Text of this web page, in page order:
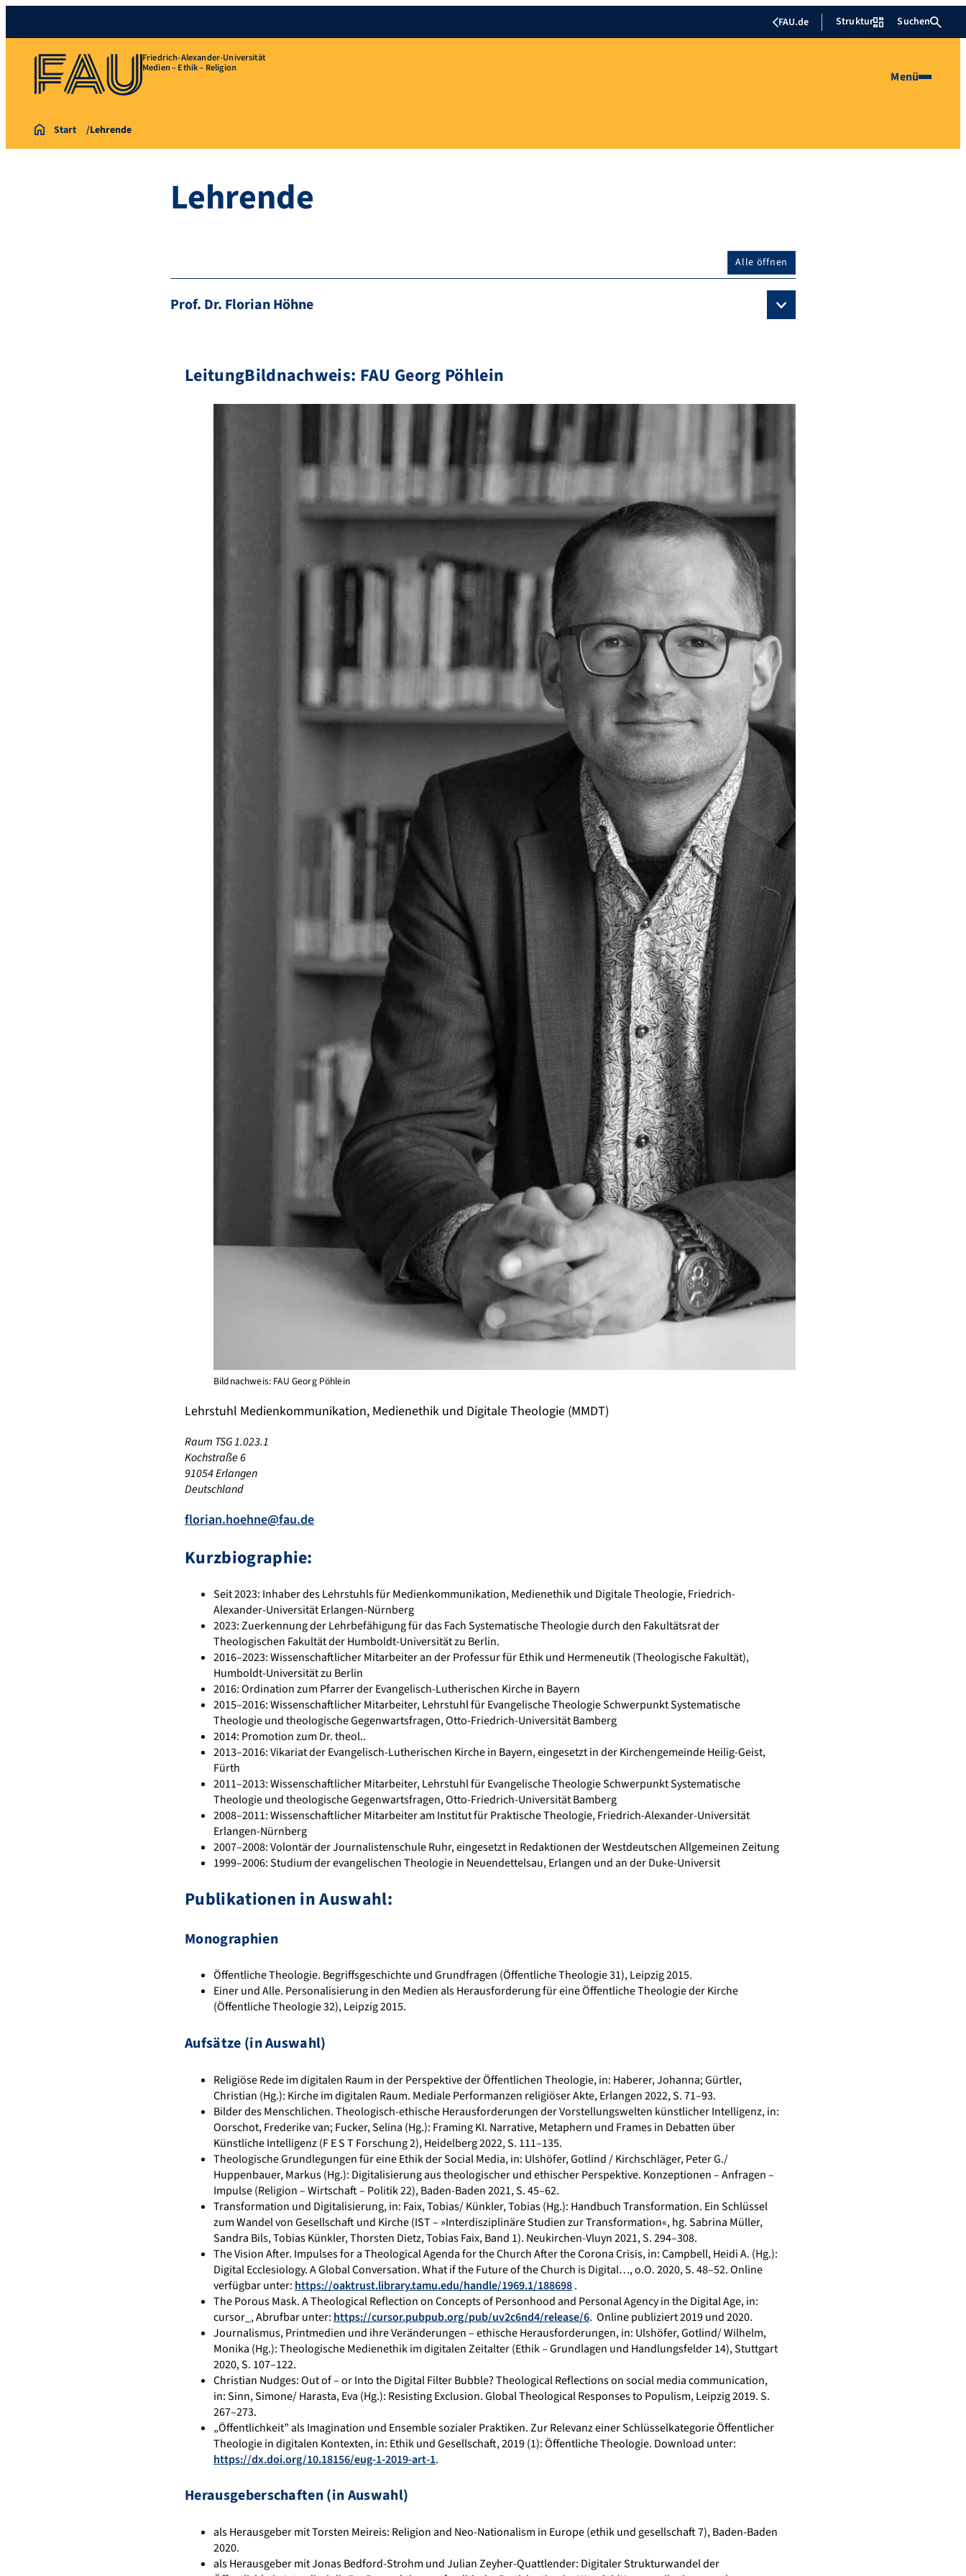
FAU.de Struktur Suchen
Friedrich-Alexander-Universität
Medien – Ethik – Religion
Menü
Start Lehrende
Lehrende
Alle öffnen
Prof. Dr. Florian Höhne
LeitungBildnachweis: FAU Georg Pöhlein
Bildnachweis: FAU Georg Pöhlein
Lehrstuhl Medienkommunikation, Medienethik und Digitale Theologie (MMDT)
Raum TSG 1.023.1
Kochstraße 6
91054 Erlangen
Deutschland
florian.hoehne@fau.de
Kurzbiographie:
Seit 2023: Inhaber des Lehrstuhls für Medienkommunikation, Medienethik und Digitale Theologie, Friedrich-
Alexander-Universität Erlangen-Nürnberg
2023: Zuerkennung der Lehrbefähigung für das Fach Systematische Theologie durch den Fakultätsrat der
Theologischen Fakultät der Humboldt-Universität zu Berlin.
2016–2023: Wissenschaftlicher Mitarbeiter an der Professur für Ethik und Hermeneutik (Theologische Fakultät),
Humboldt-Universität zu Berlin
2016: Ordination zum Pfarrer der Evangelisch-Lutherischen Kirche in Bayern
2015–2016: Wissenschaftlicher Mitarbeiter, Lehrstuhl für Evangelische Theologie Schwerpunkt Systematische
Theologie und theologische Gegenwartsfragen, Otto-Friedrich-Universität Bamberg
2014: Promotion zum Dr. theol..
2013–2016: Vikariat der Evangelisch-Lutherischen Kirche in Bayern, eingesetzt in der Kirchengemeinde Heilig-Geist,
Fürth
2011–2013: Wissenschaftlicher Mitarbeiter, Lehrstuhl für Evangelische Theologie Schwerpunkt Systematische
Theologie und theologische Gegenwartsfragen, Otto-Friedrich-Universität Bamberg
2008–2011: Wissenschaftlicher Mitarbeiter am Institut für Praktische Theologie, Friedrich-Alexander-Universität
Erlangen-Nürnberg
2007–2008: Volontär der Journalistenschule Ruhr, eingesetzt in Redaktionen der Westdeutschen Allgemeinen Zeitung
1999–2006: Studium der evangelischen Theologie in Neuendettelsau, Erlangen und an der Duke-Universit
Publikationen in Auswahl:
Monographien
Öffentliche Theologie. Begriffsgeschichte und Grundfragen (Öffentliche Theologie 31), Leipzig 2015.
Einer und Alle. Personalisierung in den Medien als Herausforderung für eine Öffentliche Theologie der Kirche
(Öffentliche Theologie 32), Leipzig 2015.
Aufsätze (in Auswahl)
Religiöse Rede im digitalen Raum in der Perspektive der Öffentlichen Theologie, in: Haberer, Johanna; Gürtler,
Christian (Hg.): Kirche im digitalen Raum. Mediale Performanzen religiöser Akte, Erlangen 2022, S. 71–93.
Bilder des Menschlichen. Theologisch-ethische Herausforderungen der Vorstellungswelten künstlicher Intelligenz, in:
Oorschot, Frederike van; Fucker, Selina (Hg.): Framing KI. Narrative, Metaphern und Frames in Debatten über
Künstliche Intelligenz (F E S T Forschung 2), Heidelberg 2022, S. 111–135.
Theologische Grundlegungen für eine Ethik der Social Media, in: Ulshöfer, Gotlind / Kirchschläger, Peter G./
Huppenbauer, Markus (Hg.): Digitalisierung aus theologischer und ethischer Perspektive. Konzeptionen – Anfragen –
Impulse (Religion – Wirtschaft – Politik 22), Baden-Baden 2021, S. 45–62.
Transformation und Digitalisierung, in: Faix, Tobias/ Künkler, Tobias (Hg.): Handbuch Transformation. Ein Schlüssel
zum Wandel von Gesellschaft und Kirche (IST – »Interdisziplinäre Studien zur Transformation«, hg. Sabrina Müller,
Sandra Bils, Tobias Künkler, Thorsten Dietz, Tobias Faix, Band 1). Neukirchen-Vluyn 2021, S. 294–308.
The Vision After. Impulses for a Theological Agenda for the Church After the Corona Crisis, in: Campbell, Heidi A. (Hg.):
Digital Ecclesiology. A Global Conversation. What if the Future of the Church is Digital…, o.O. 2020, S. 48–52.Online
verfügbar unter: https://oaktrust.library.tamu.edu/handle/1969.1/188698.
The Porous Mask. A Theological Reflection on Concepts of Personhood and Personal Agency in the Digital Age, in:
cursor_, Abrufbar unter: https://cursor.pubpub.org/pub/uv2c6nd4/release/6. Online publiziert 2019 und 2020.
Journalismus, Printmedien und ihre Veränderungen – ethische Herausforderungen, in: Ulshöfer, Gotlind/ Wilhelm,
Monika (Hg.): Theologische Medienethik im digitalen Zeitalter (Ethik – Grundlagen und Handlungsfelder 14), Stuttgart
2020, S. 107–122.
Christian Nudges: Out of – or Into the Digital Filter Bubble? Theological Reflections on social media communication,
in: Sinn, Simone/ Harasta, Eva (Hg.): Resisting Exclusion.Global Theological Responses to Populism, Leipzig 2019. S.
267–273.
„Öffentlichkeit” als Imagination und Ensemble sozialer Praktiken. Zur Relevanz einer Schlüsselkategorie Öffentlicher
Theologie in digitalen Kontexten, in: Ethik und Gesellschaft, 2019 (1): Öffentliche Theologie. Download unter:
https://dx.doi.org/10.18156/eug-1-2019-art-1.
Herausgeberschaften (in Auswahl)
als Herausgeber mit Torsten Meireis: Religion and Neo-Nationalism in Europe (ethik und gesellschaft 7), Baden-Baden
2020.
als Herausgeber mit Jonas Bedford-Strohm und Julian Zeyher-Quattlender: Digitaler Strukturwandel der